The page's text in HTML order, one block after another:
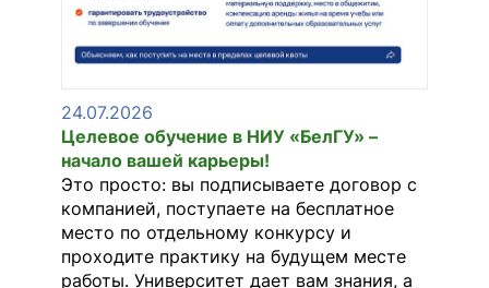
24.07.2026
Целевое обучение в НИУ «БелГУ» –
начало вашей карьеры!
Это просто: вы подписываете договор с
компанией, поступаете на бесплатное
место по отдельному конкурсу и
проходите практику на будущем месте
работы. Университет дает вам знания, а